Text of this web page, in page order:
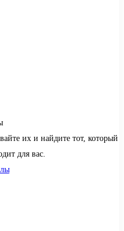
их и найдите тот, который
для вас.